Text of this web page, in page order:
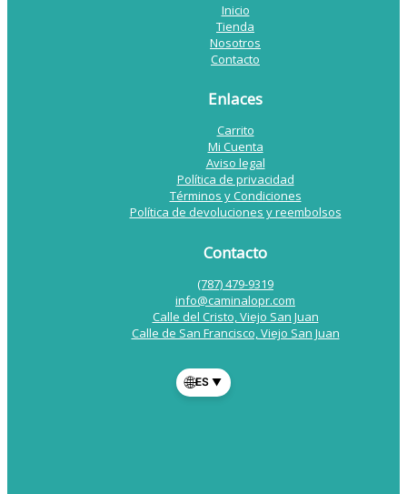
Inicio
Tienda
Nosotros
Contacto
Enlaces
Carrito
Mi Cuenta
Aviso legal
Política de privacidad
Términos y Condiciones
Política de devoluciones y reembolsos
Contacto
(787) 479-9319
info@caminalopr.com
Calle del Cristo, Viejo San Juan
Calle de San Francisco, Viejo San Juan
🌐ES ▼